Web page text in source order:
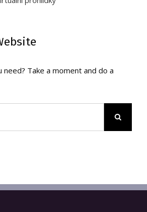
need? Take a moment and do a